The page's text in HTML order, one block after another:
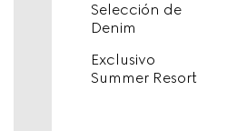
Selección de
Denim
Exclusivo
Summer Resort